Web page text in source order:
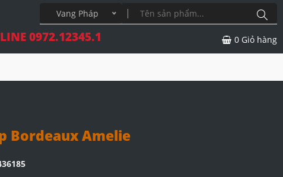
Vang Pháp
0972.12345.1 0 Giỏ hàng
Bordeaux Amelie